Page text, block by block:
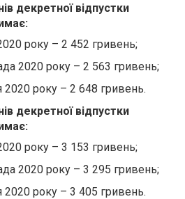
декретної відпустки
року – 2 452 гривень;
2020 року – 2 563 гривень;
2020 року – 2 648 гривень.
декретної відпустки
року – 3 153 гривень;
2020 року – 3 295 гривень;
2020 року – 3 405 гривень.